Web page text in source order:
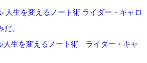
人生を変えるノート術 ライダー・キャロ
。
人生を変えるノート術 ライダー・キャ